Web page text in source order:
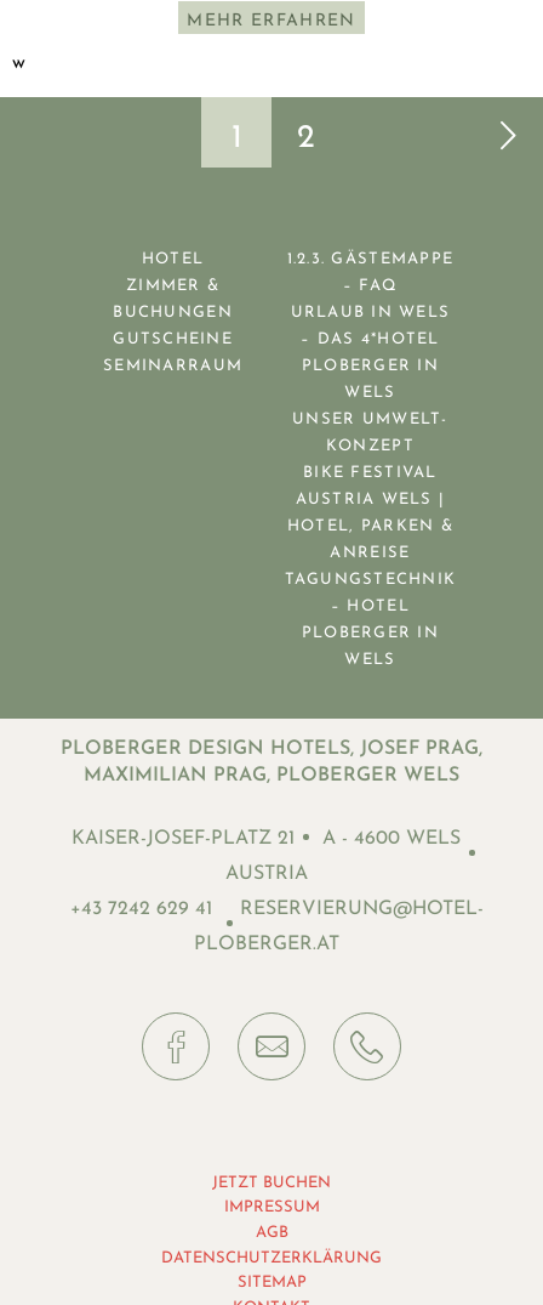
MEHR ERFAHREN
w
1 2
HOTEL
ZIMMER &
BUCHUNGEN
GUTSCHEINE
SEMINARRAUM
1.2.3. GÄSTEMAPPE
– FAQ
URLAUB IN WELS
– DAS 4*HOTEL
PLOBERGER IN
WELS
UNSER UMWELT-
KONZEPT
BIKE FESTIVAL
AUSTRIA WELS |
HOTEL, PARKEN &
ANREISE
TAGUNGSTECHNIK
– HOTEL
PLOBERGER IN
WELS
PLOBERGER DESIGN HOTELS, JOSEF PRAG,
MAXIMILIAN PRAG, PLOBERGER WELS
KAISER-JOSEF-PLATZ 21
A - 4600 WELS
AUSTRIA
+43 7242 629 41
RESERVIERUNG@HOTEL-
PLOBERGER.AT
JETZT BUCHEN
IMPRESSUM
AGB
DATENSCHUTZERKLÄRUNG
SITEMAP